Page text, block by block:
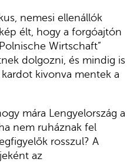
nemesi ellenállók
élt, hogy a forgóajtón
Wirtschaft”
dolgozni, és mindig is
kivonva mentek a
mára Lengyelország a
nem ruháznak fel
rosszul? A
az